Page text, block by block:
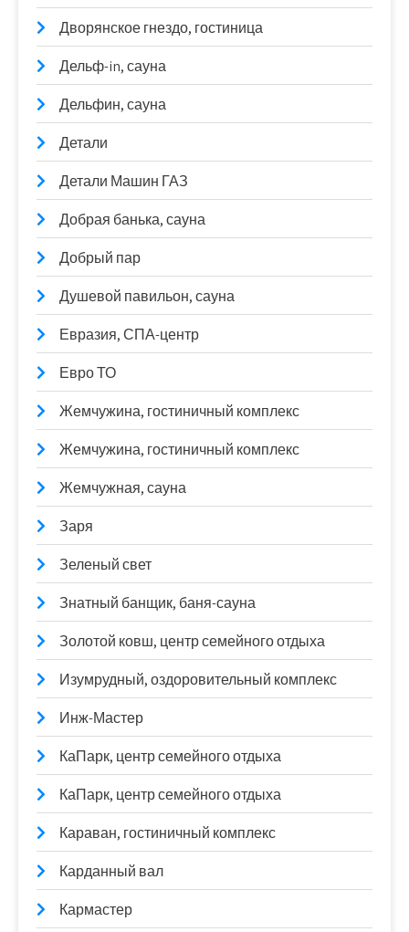
Дворянское гнездо, гостиница
Дельф-in, сауна
Дельфин, сауна
Детали
Детали Машин ГАЗ
Добрая банька, сауна
Добрый пар
Душевой павильон, сауна
Евразия, СПА-центр
Евро ТО
Жемчужина, гостиничный комплекс
Жемчужина, гостиничный комплекс
Жемчужная, сауна
Заря
Зеленый свет
Знатный банщик, баня-сауна
Золотой ковш, центр семейного отдыха
Изумрудный, оздоровительный комплекс
Инж-Мастер
КаПарк, центр семейного отдыха
КаПарк, центр семейного отдыха
Караван, гостиничный комплекс
Карданный вал
Кармастер